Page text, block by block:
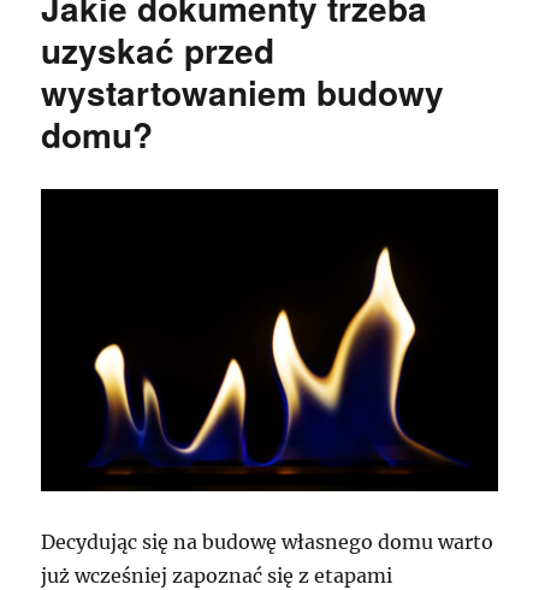
uzyskać przed
wystartowaniem budowy
domu?
Decydując się na budowę własnego domu warto
już wcześniej zapoznać się z etapami